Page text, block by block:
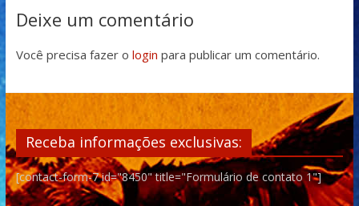
Deixe um comentário
Você precisa fazer o login para publicar um comentário.
Receba informações exclusivas:
[contact-form-7 id="8450" title="Formulário de contato 1"]